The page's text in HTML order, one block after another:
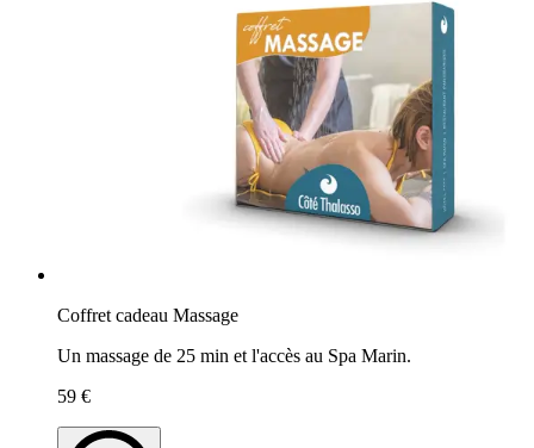
Coffret cadeau Massage
Un massage de 25 min et l'accès au Spa Marin.
59 €